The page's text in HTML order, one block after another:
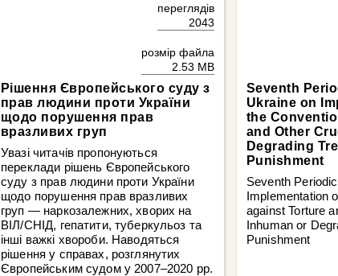
переглядів
2043
розмір файла
2.53 MB
Рішення Європейського суду з
прав людини проти України
щодо порушення прав
вразливих груп
Увазі читачів пропонуються
переклади рішень Європейського
суду з прав людини проти України
щодо порушення прав вразливих
груп — наркозалежних, хворих на
ВІЛ/СНІД, гепатити, туберкульоз та
інші важкі хвороби. Наводяться
рішення у справах, розглянутих
Європейським судом у 2007–2020 рр.
Seventh
Ukraine on
the
and Other
Degrading
Punishment
Seventh
Implementation
against Torture
Inhuman or
Punishment